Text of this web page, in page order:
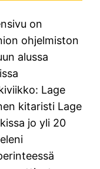
on
ohjelmiston
alussa
Lage
kitaristi Lage
jo yli 20